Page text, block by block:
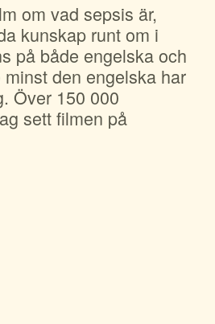
om vad sepsis är,
kunskap runt om i
på både engelska och
den engelska har
Över 150 000
sett filmen på